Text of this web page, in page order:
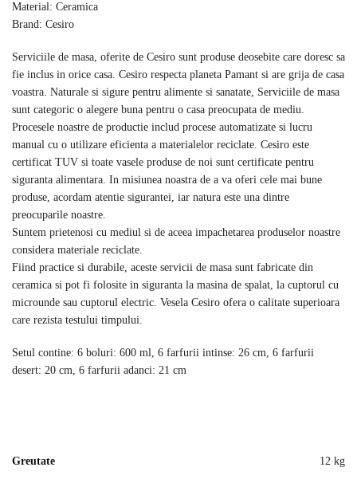
Material: Ceramica
Brand: Cesiro
Serviciile de masa, oferite de Cesiro sunt produse deosebite care doresc sa
fie inclus in orice casa. Cesiro respecta planeta Pamant si are grija de casa
voastra. Naturale si sigure pentru alimente si sanatate, Serviciile de masa
sunt categoric o alegere buna pentru o casa preocupata de mediu.
Procesele noastre de productie includ procese automatizate si lucru
manual cu o utilizare eficienta a materialelor reciclate. Cesiro este
certificat TUV si toate vasele produse de noi sunt certificate pentru
siguranta alimentara. In misiunea noastra de a va oferi cele mai bune
produse, acordam atentie sigurantei, iar natura este una dintre
preocuparile noastre.
Suntem prietenosi cu mediul si de aceea impachetarea produselor noastre
considera materiale reciclate.
Fiind practice si durabile, aceste servicii de masa sunt fabricate din
ceramica si pot fi folosite in siguranta la masina de spalat, la cuptorul cu
microunde sau cuptorul electric. Vesela Cesiro ofera o calitate superioara
care rezista testului timpului.
Setul contine: 6 boluri: 600 ml, 6 farfurii intinse: 26 cm, 6 farfurii
desert: 20 cm, 6 farfurii adanci: 21 cm
Greutate 12 kg